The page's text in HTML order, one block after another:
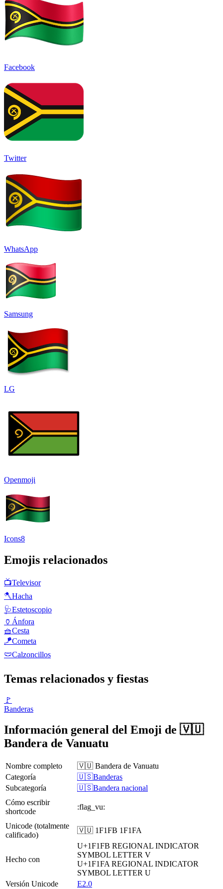
Facebook
Twitter
WhatsApp
Samsung
LG
Openmoji
Icons8
Emojis relacionados
📺Televisor
🪓Hacha
🩺Estetoscopio
🏺 Ánfora
🧺Cesta
🪁Cometa
🩲Calzoncillos
Temas relacionados y fiestas
🚩
Banderas
Información general del Emoji de 🇻🇺
Bandera de Vanuatu
Nombre completo
🇻🇺 Bandera de Vanuatu
Categoría
🇺🇸Banderas
Subcategoría
🇺🇸Bandera nacional
Cómo escribir
shortcode
:flag_vu:
Unicode (totalmente
calificado)
🇻🇺 1F1FB 1F1FA
Hecho con
U+1F1FB REGIONAL INDICATOR
SYMBOL LETTER V
U+1F1FA REGIONAL INDICATOR
SYMBOL LETTER U
Versión Unicode
E2.0